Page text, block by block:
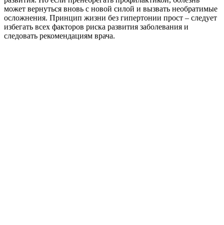
может вернуться вновь с новой силой и вызвать необратимые
осложнения. Принцип жизни без гипертонии прост – следует
избегать всех факторов риска развития заболевания и
следовать рекомендациям врача.